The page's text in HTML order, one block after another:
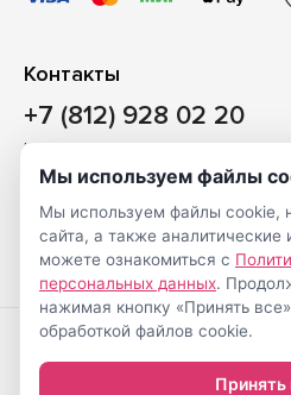
Контакты
+7 (812) 928 02 20
Наш магазин
Санкт-Петербург, ул.
«Сигнал»), 3 этаж, пом. 2
На карте
Создание
©
Мы используем файлы
Мы используем файлы cookie,
сайта, а также
можете ознакомиться с
персональных данных.
нажимая кнопку «Принять
обработкой файлов cookie.
Принять